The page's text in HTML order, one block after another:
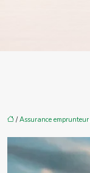
/Assurance emprunteur